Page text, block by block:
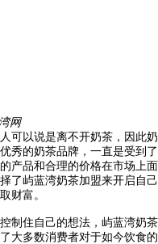
网
以说是离不开奶茶，因此奶
秀的奶茶品牌，一直是受到了
产品和合理的价格在市场上面
了屿蓝湾奶茶加盟来开启自己
财富。
住自己的想法，屿蓝湾奶茶
大多数消费者对于如今饮食的